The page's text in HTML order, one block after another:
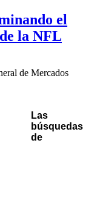
el
la NFL
de Mercados
Las
búsquedas
de